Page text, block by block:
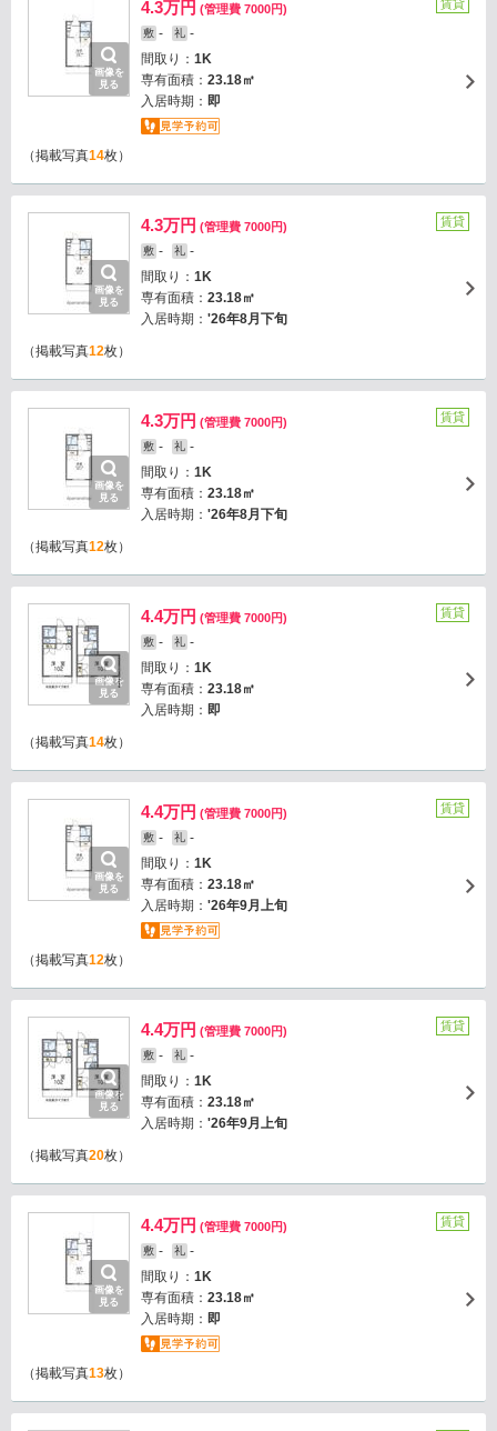
画像を
見る
4.3万円 (管理費 7000円)
敷 - 礼 -
間取り： 1K
専有面積： 23.18㎡
入居時期： 即
賃貸
（掲載写真14枚）
画像を
見る
4.3万円 (管理費 7000円)
敷 - 礼 -
間取り： 1K
専有面積： 23.18㎡
入居時期： '26年8月下旬
賃貸
（掲載写真12枚）
画像を
見る
4.3万円 (管理費 7000円)
敷 - 礼 -
間取り： 1K
専有面積： 23.18㎡
入居時期： '26年8月下旬
賃貸
（掲載写真12枚）
画像を
見る
4.4万円 (管理費 7000円)
敷 - 礼 -
間取り： 1K
専有面積： 23.18㎡
入居時期： 即
賃貸
（掲載写真14枚）
画像を
見る
4.4万円 (管理費 7000円)
敷 - 礼 -
間取り： 1K
専有面積： 23.18㎡
入居時期： '26年9月上旬
賃貸
（掲載写真12枚）
画像を
見る
4.4万円 (管理費 7000円)
敷 - 礼 -
間取り： 1K
専有面積： 23.18㎡
入居時期： '26年9月上旬
賃貸
（掲載写真20枚）
画像を
見る
4.4万円 (管理費 7000円)
敷 - 礼 -
間取り： 1K
専有面積： 23.18㎡
入居時期： 即
賃貸
（掲載写真13枚）